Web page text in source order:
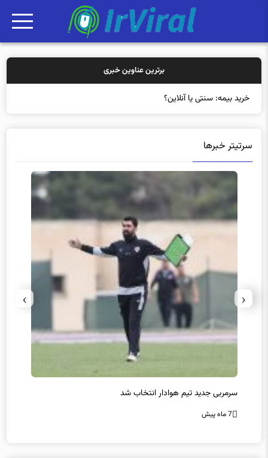
برترین عناوین خبری
خرید بیمه: سنتی یا آنلاین؟ کدامیک تجر
سرتیتر خبرها
سرمربی جدید تیم هوادار انتخاب شد
7 ماه پیش
‹
›